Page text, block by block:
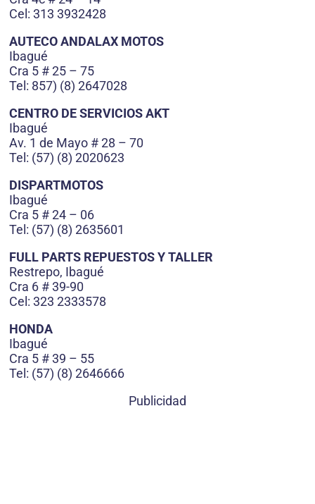
Cel: 313 3932428
AUTECO ANDALAX MOTOS
Ibagué
Cra 5 # 25 – 75
Tel: 857) (8) 2647028
CENTRO DE SERVICIOS AKT
Ibagué
Av. 1 de Mayo # 28 – 70
Tel: (57) (8) 2020623
DISPARTMOTOS
Ibagué
Cra 5 # 24 – 06
Tel: (57) (8) 2635601
FULL PARTS REPUESTOS Y TALLER
Restrepo, Ibagué
Cra 6 # 39-90
Cel: 323 2333578
HONDA
Ibagué
Cra 5 # 39 – 55
Tel: (57) (8) 2646666
Publicidad